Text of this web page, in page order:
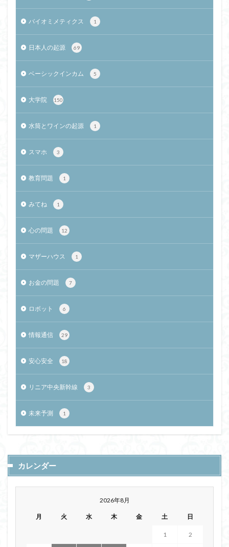
バイオミメティクス 1
日本人の起源 69
ベーシックインカム 5
大学院 150
水筒とワインの起源 1
スマホ 3
教育問題 1
みてね 1
心の問題 12
マザーハウス 1
お金の問題 7
ロボット 6
情報通信 29
安心安全 18
リニア中央新幹線 3
未来予測 1
カレンダー
2026年8月
月 火 水 木 金 土 日
1 2